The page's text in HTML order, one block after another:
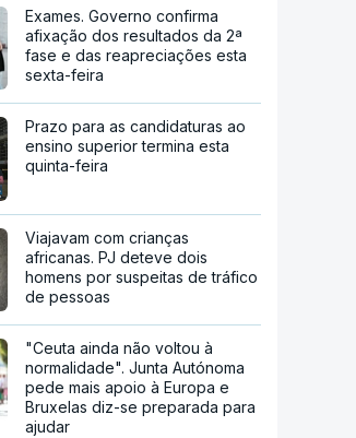
Exames. Governo confirma
afixação dos resultados da 2ª
fase e das reapreciações esta
sexta-feira
Prazo para as candidaturas ao
ensino superior termina esta
quinta-feira
Viajavam com crianças
africanas. PJ deteve dois
homens por suspeitas de tráfico
de pessoas
"Ceuta ainda não voltou à
normalidade". Junta Autónoma
pede mais apoio à Europa e
Bruxelas diz-se preparada para
ajudar